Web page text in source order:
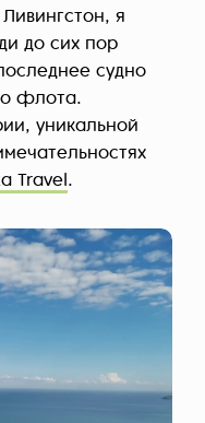
я
до сих пор
судно
флота.
уникальной
Travel .